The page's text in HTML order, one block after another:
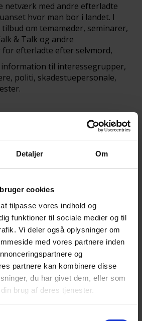
Detaljer Om
cookies
tilpasse vores indhold og
funktioner til sociale medier og til
Vi deler også oplysninger om
med vores partnere inden
og
partnere kan kombinere disse
du har givet dem, eller som
brug af deres tjenester.
netværk med andre efterladte
hvor man bor i landet. I
om temamøder, seminarer,
& Talk og andre
efterladte efter selvmord,
information til interessegrupper,
politi, skadestuepersonale,
myndigheder, behandlere
helhed opmærksomme på de
virksomhed
af de offentlige tilbud
selvmord, herunder:
af 6-måneders reglen
psykologhjælp. Der er ingen
gælder sorgen efter selvmord
komme adskillige år
på, at efterladte efter
situation der er anderledes end